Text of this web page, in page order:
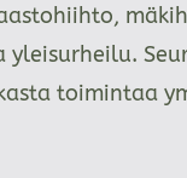
toimintaa